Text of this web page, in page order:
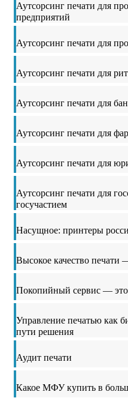
Аутсорсинг печати для
предприятий
Аутсорсинг печати для
Аутсорсинг печати для
Аутсорсинг печати для
Аутсорсинг печати для
Аутсорсинг печати для
Аутсорсинг печати для
госучастием
Насущное: принтеры
Высокое качество печати
Покопийный сервис — это
Управление печатью как
пути решения
Аудит печати
Какое МФУ купить в